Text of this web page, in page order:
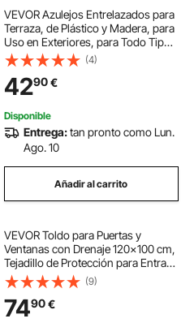
VEVOR Azulejos Entrelazados para
Terraza, de Plástico y Madera, para
Uso en Exteriores, para Todo Tipo
Climas, para Terrazas, Porches,
Piscinas, Marrón Oscuro, 300 x
300 x 20 mm, Paquete de 10
(4)
4290€
Disponible
Entrega:tan pronto como Lun.
Ago. 10
Añadir al carrito
VEVOR Toldo para Puertas y
Ventanas con Drenaje 120x100 cm,
Tejadillo de Protección para Entrada
con Soporte de ABS, Protección
contra Lluvia, Nieve, Sol, Toldo de
Policarbonato para Porche, Marrón
(9)
7490€